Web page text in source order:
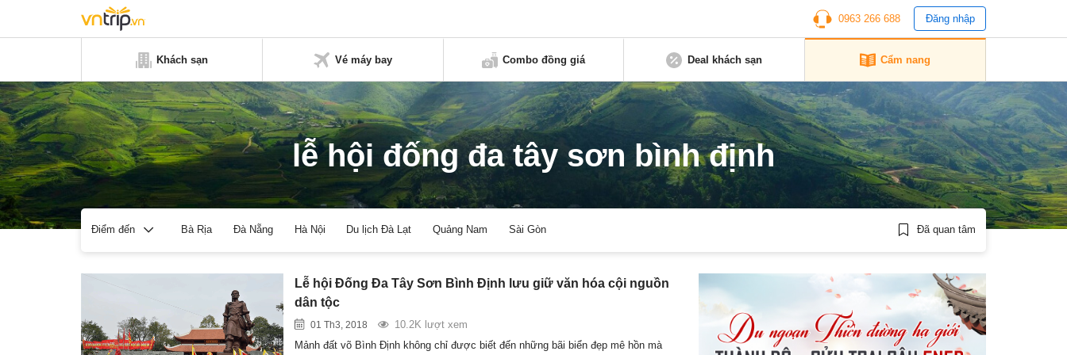
0963 266 688 Đăng nhập
Khách sạn Vé máy bay Combo đồng giá Deal khách sạn Cẩm nang
lễ hội đống đa tây sơn bình định
Điểm đến Bà Rịa Đà Nẵng Hà Nội Du lịch Đà Lạt Quảng Nam Sài Gòn Đã quan tâm
Lễ hội Đống Đa Tây Sơn Bình Định lưu giữ văn hóa cội nguồn
dân tộc
01 Th3, 2018
10.2K lượt xem
Mảnh đất võ Bình Định không chỉ được biết đến những bãi biển đẹp mê hồn mà